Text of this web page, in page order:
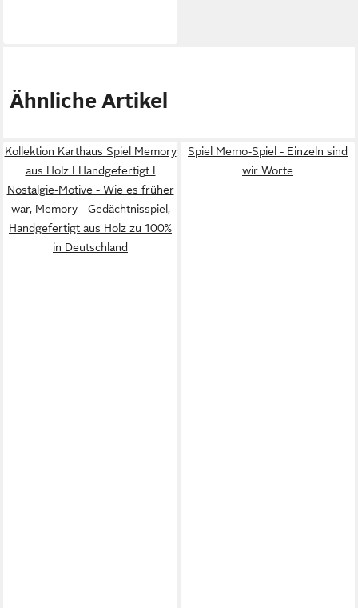
Ähnliche Artikel
Kollektion Karthaus Spiel Memory
aus Holz I Handgefertigt I
Nostalgie-Motive - Wie es früher
war, Memory - Gedächtnisspiel,
Handgefertigt aus Holz zu 100%
in Deutschland
Spiel Memo-Spiel - Einzeln sind
wir Worte